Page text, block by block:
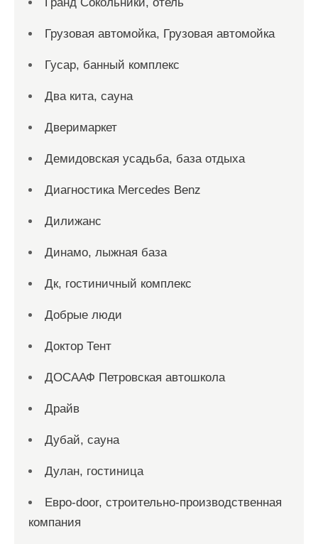
Грузовая автомойка, Грузовая автомойка
Гусар, банный комплекс
Два кита, сауна
Дверимаркет
Демидовская усадьба, база отдыха
Диагностика Mercedes Benz
Дилижанс
Динамо, лыжная база
Дк, гостиничный комплекс
Добрые люди
Доктор Тент
ДОСААФ Петровская автошкола
Драйв
Дубай, сауна
Дулан, гостиница
Евро-door, строительно-производственная
компания